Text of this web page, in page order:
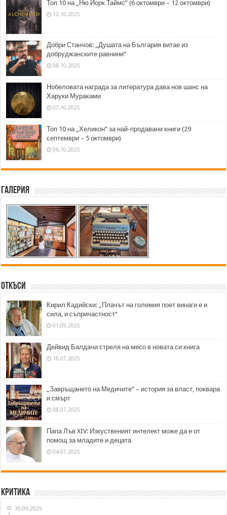
Топ 10 на „Ню Йорк Таймс” (6 октомври – 12 октомври)
12.10.2025
Добри Станчов: „Душата на България витае из
добруджанските равнини“
08.10.2025
Нобеловата награда за литература дава нов шанс на
Харуки Мураками
07.10.2025
Топ 10 на „Хеликон” за най-продавани книги (29
септември – 5 октомври)
06.10.2025
Галерия
Откъси
Кирил Кадийски: „Плачът на големия поет винаги е и
сила, и съпричастност“
01.09.2025
Дейвид Балдачи стреля на месо в новата си книга
18.07.2025
„Завръщането на Медичите“ – история за власт, поквара
и смърт
08.07.2025
Папа Лъв XIV: Изкуственият интелект може да е от
помощ за младите и децата
04.07.2025
Критика
30.09.2025